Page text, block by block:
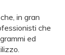
in gran
che
ed